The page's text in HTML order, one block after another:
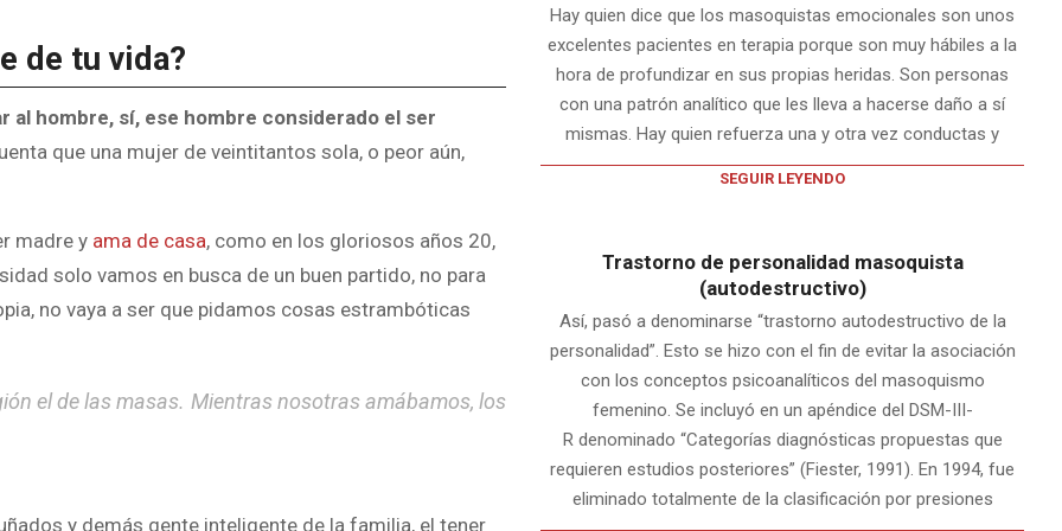
de tu vida?
hombre, sí, ese hombre considerado el ser
que una mujer de veintitantos sola, o peor aún,
madre y ama de casa, como en los gloriosos años 20,
solo vamos en busca de un buen partido, no para
no vaya a ser que pidamos cosas estrambóticas
el de las masas. Mientras nosotras amábamos, los
y demás gente inteligente de la familia, el tener
Hay quien dice que los masoquistas emocionales son unos
excelentes pacientes en terapia porque son muy hábiles a la
hora de profundizar en sus propias heridas. Son personas
con una patrón analítico que les lleva a hacerse daño a sí
mismas. Hay quien refuerza una y otra vez conductas y
SEGUIR LEYENDO
Trastorno de personalidad masoquista
(autodestructivo)
Así, pasó a denominarse “trastorno autodestructivo de la
personalidad”. Esto se hizo con el fin de evitar la asociación
con los conceptos psicoanalíticos del masoquismo
femenino. Se incluyó en un apéndice del DSM-III-
R denominado “Categorías diagnósticas propuestas que
requieren estudios posteriores” (Fiester, 1991). En 1994, fue
eliminado totalmente de la clasificación por presiones